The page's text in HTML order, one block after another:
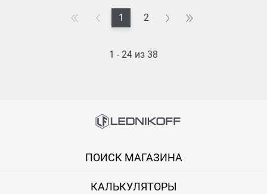
1 2
1 - 24 из 38
ПОИСК МАГАЗИНА
КАЛЬКУЛЯТОРЫ